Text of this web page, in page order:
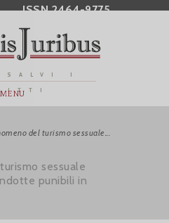
ISSN 2464-9775
SALVI I
del turismo sessuale...
sessuale
punibili in